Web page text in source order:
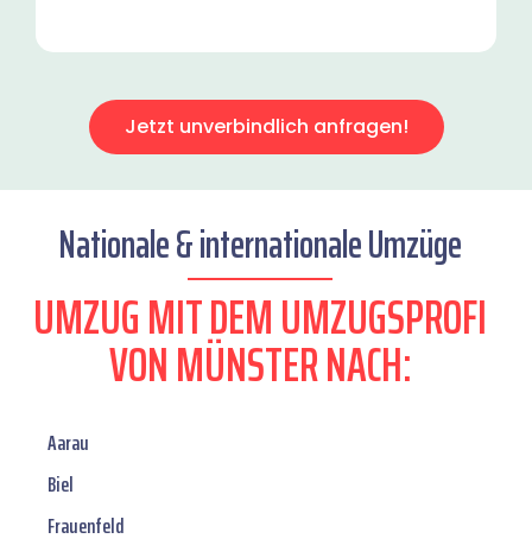
Jetzt unverbindlich anfragen!
Nationale & internationale Umzüge
UMZUG MIT DEM UMZUGSPROFI
VON MÜNSTER NACH:
Aarau
Biel
Frauenfeld